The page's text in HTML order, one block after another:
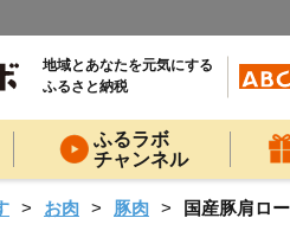
地域とあなたを元気にする
ふるさと納税
ふるラボ
チャンネル
お肉 豚肉 国産豚肩ロ